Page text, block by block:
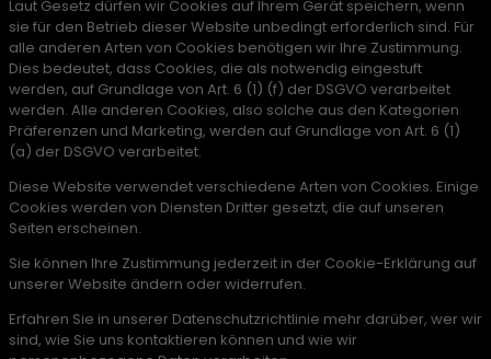
Laut Gesetz dürfen wir Cookies auf Ihrem Gerät speichern, wenn
sie für den Betrieb dieser Website unbedingt erforderlich sind. Für
alle anderen Arten von Cookies benötigen wir Ihre Zustimmung.
Dies bedeutet, dass Cookies, die als notwendig eingestuft
werden, auf Grundlage von Art. 6 (1) (f) der DSGVO verarbeitet
werden. Alle anderen Cookies, also solche aus den Kategorien
Präferenzen und Marketing, werden auf Grundlage von Art. 6 (1)
(a) der DSGVO verarbeitet.
Diese Website verwendet verschiedene Arten von Cookies. Einige
Cookies werden von Diensten Dritter gesetzt, die auf unseren
Seiten erscheinen.
Sie können Ihre Zustimmung jederzeit in der Cookie-Erklärung auf
unserer Website ändern oder widerrufen.
Erfahren Sie in unserer Datenschutzrichtlinie mehr darüber, wer wir
sind, wie Sie uns kontaktieren können und wie wir